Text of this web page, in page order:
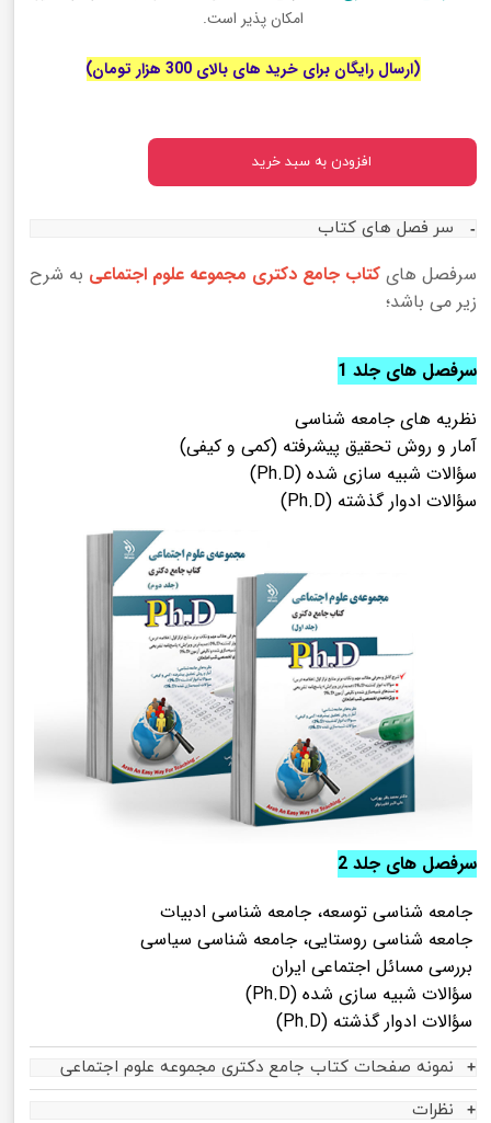
امکان پذیر است.
(ارسال رایگان برای خرید های بالای 300 هزار تومان)
افزودن به سبد خرید
سر فصل های کتاب
سرفصل های کتاب جامع دکتری مجموعه علوم اجتماعی به شرح
زیر می باشد؛
سرفصل های جلد 1
نظریه های جامعه شناسی
آمار و روش تحقیق پیشرفته (کمی و کیفی)
سؤالات شبیه سازی شده (Ph.D)
سؤالات ادوار گذشته (Ph.D)
سرفصل های جلد 2
جامعه شناسی توسعه، جامعه شناسی ادبیات
جامعه شناسی روستایی، جامعه شناسی سیاسی
بررسی مسائل اجتماعی ایران
سؤالات شبیه سازی شده (Ph.D)
سؤالات ادوار گذشته (Ph.D)
نمونه صفحات کتاب جامع دکتری مجموعه علوم اجتماعی
نظرات